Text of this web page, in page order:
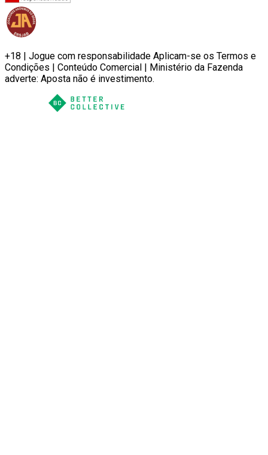
+18 | Jogue com responsabilidade Aplicam-se os Termos e
Condições | Conteúdo Comercial | Ministério da Fazenda
adverte: Aposta não é investimento.